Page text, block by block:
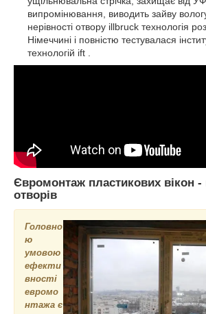
випромінювання, виводить зайву
нерівності отвору illbruck технологія
Німеччині і повністю тестувалася
технологій ift .
Євромонтаж пластикових вікон
отворів
Головно
ю
умовою
ефекти
вності
евромо
нтажа є